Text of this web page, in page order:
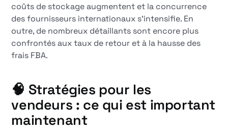
coûts de stockage augmentent et la concurrence
des fournisseurs internationaux s'intensifie. En
outre, de nombreux détaillants sont encore plus
confrontés aux taux de retour et à la hausse des
frais FBA.
🧠 Stratégies pour les
vendeurs : ce qui est important
maintenant